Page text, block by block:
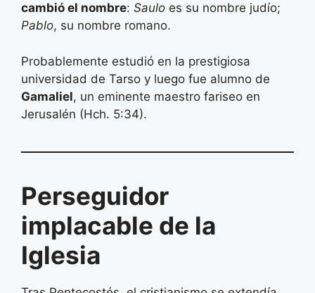
cambió el nombre: Saulo es su nombre judío;
Pablo, su nombre romano.
Probablemente estudió en la prestigiosa
universidad de Tarso y luego fue alumno de
Gamaliel, un eminente maestro fariseo en
Jerusalén (Hch. 5:34).
Perseguidor
implacable de la
Iglesia